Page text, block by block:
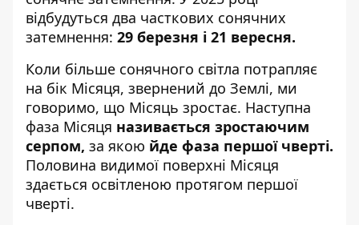
відбудуться два часткових сонячних
затемнення: 29 березня і 21 вересня.
Коли більше сонячного світла потрапляє
на бік Місяця, звернений до Землі, ми
говоримо, що Місяць зростає. Наступна
фаза Місяця називається зростаючим
серпом, за якою йде фаза першої чверті.
Половина видимої поверхні Місяця
здається освітленою протягом першої
чверті.